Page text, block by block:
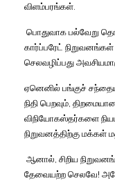
விளம்பரங்கள்
பொதுவாக பல்வேறு
கார்ப்பரேட் நிறுவனங்கள்
செலவழிப்பது
ஏனெனில் பங்குச்
நிதி பெறவும்
விநியோகஸ்தர்களை
நிறுவனத்திற்கு மக்கள்
ஆனால் சிறிய
தேவையற்ற செலவே!